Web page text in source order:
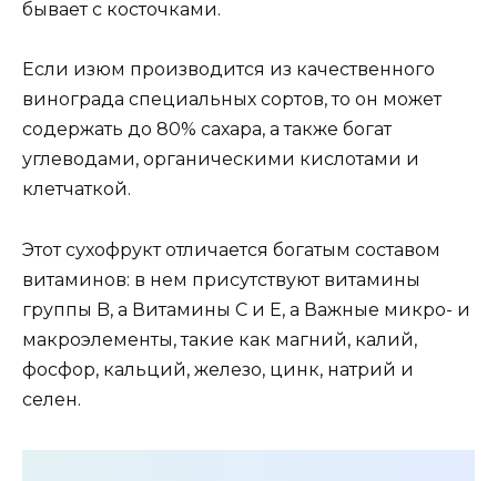
бывает с косточками.
Если изюм производится из качественного
винограда специальных сортов, то он может
содержать до 80% сахара, а также богат
углеводами, органическими кислотами и
клетчаткой.
Этот сухофрукт отличается богатым составом
витаминов: в нем присутствуют витамины
группы B, а Витамины C и E, а Важные микро- и
макроэлементы, такие как магний, калий,
фосфор, кальций, железо, цинк, натрий и
селен.